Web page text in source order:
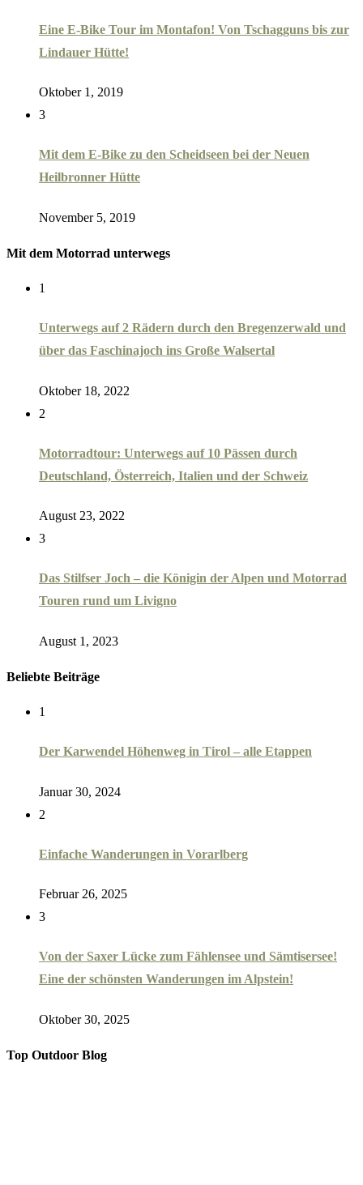
Eine E-Bike Tour im Montafon! Von Tschagguns bis zur
Lindauer Hütte!
Oktober 1, 2019
3
Mit dem E-Bike zu den Scheidseen bei der Neuen
Heilbronner Hütte
November 5, 2019
Mit dem Motorrad unterwegs
1
Unterwegs auf 2 Rädern durch den Bregenzerwald und
über das Faschinajoch ins Große Walsertal
Oktober 18, 2022
2
Motorradtour: Unterwegs auf 10 Pässen durch
Deutschland, Österreich, Italien und der Schweiz
August 23, 2022
3
Das Stilfser Joch – die Königin der Alpen und Motorrad
Touren rund um Livigno
August 1, 2023
Beliebte Beiträge
1
Der Karwendel Höhenweg in Tirol – alle Etappen
Januar 30, 2024
2
Einfache Wanderungen in Vorarlberg
Februar 26, 2025
3
Von der Saxer Lücke zum Fählensee und Sämtisersee!
Eine der schönsten Wanderungen im Alpstein!
Oktober 30, 2025
Top Outdoor Blog